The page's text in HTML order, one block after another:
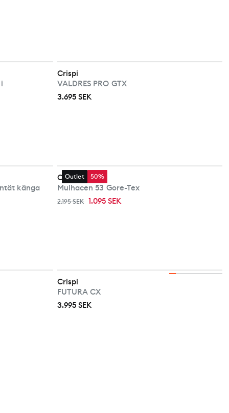
Crispi
VALDRES PRO GTX
3.695 SEK
känga
Outlet 50%
Chiruca
Mulhacen 53 Gore-Tex
2.195 SEK 1.095 SEK
Crispi
FUTURA CX
3.995 SEK